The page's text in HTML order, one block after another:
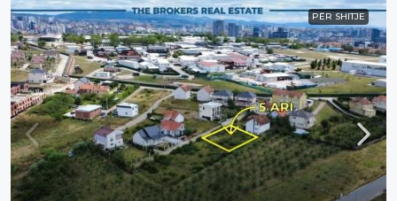
PËR SHITJE